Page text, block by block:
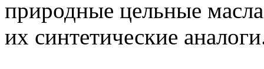
природные цельные
их синтетические